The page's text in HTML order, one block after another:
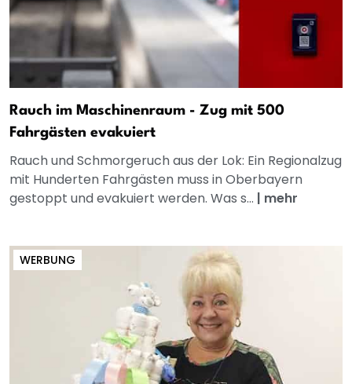
Rauch im Maschinenraum - Zug mit 500
Fahrgästen evakuiert
Rauch und Schmorgeruch aus der Lok: Ein Regionalzug
mit Hunderten Fahrgästen muss in Oberbayern
gestoppt und evakuiert werden. Was s... | mehr
WERBUNG